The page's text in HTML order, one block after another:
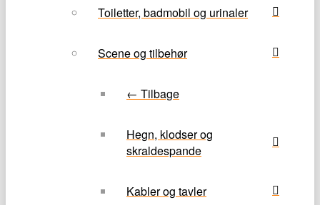
Toiletter, badmobil og urinaler
Scene og tilbehør
← Tilbage
Hegn, klodser og
skraldespande
Kabler og tavler